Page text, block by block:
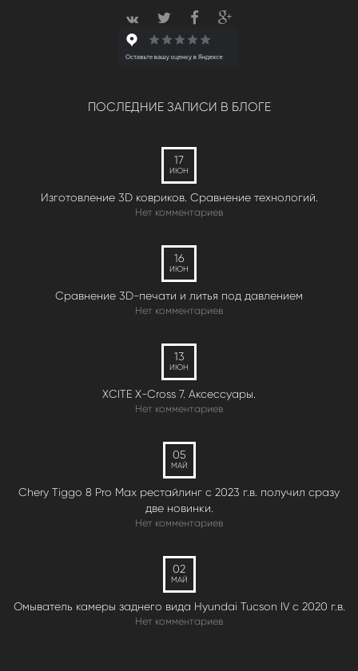
ПОСЛЕДНИЕ ЗАПИСИ В БЛОГЕ
17
ИЮН
Изготовление 3D ковриков. Сравнение технологий.
Нет комментариев
16
ИЮН
Сравнение 3D-печати и литья под давлением
Нет комментариев
13
ИЮН
XCITE X-Cross 7. Аксессуары.
Нет комментариев
05
МАЙ
Chery Tiggo 8 Pro Max рестайлинг с 2023 г.в. получил сразу
две новинки.
Нет комментариев
02
МАЙ
Омыватель камеры заднего вида Hyundai Tucson IV c 2020 г.в.
Нет комментариев